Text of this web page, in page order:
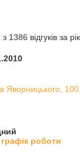
1386 відгуків за рік
Яворницького,
роботи